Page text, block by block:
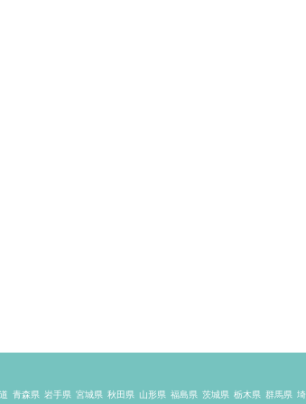
青森県 岩手県 宮城県 秋田県 山形県 福島県 茨城県 栃木県 群馬県